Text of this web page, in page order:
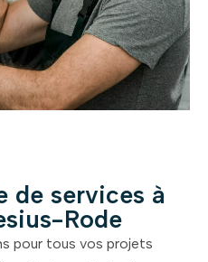
de services à
Rode
pour tous vos projets